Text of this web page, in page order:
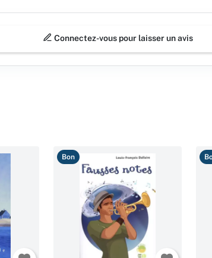
Connectez-vous pour laisser un avis
Bon